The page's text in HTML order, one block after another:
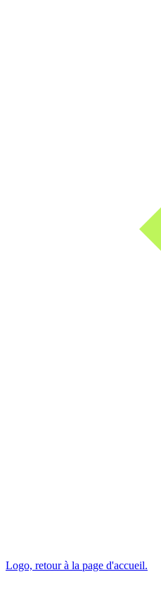
Logo, retour à la page d'accueil.